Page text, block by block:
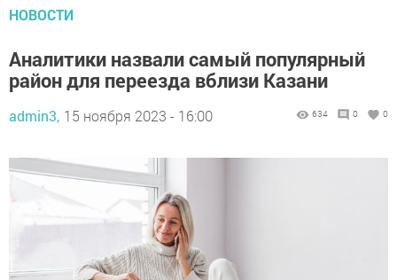
НОВОСТИ
Аналитики назвали самый популярный
район для переезда вблизи Казани
admin3, 15 ноября 2023 - 16:00 634 0 0